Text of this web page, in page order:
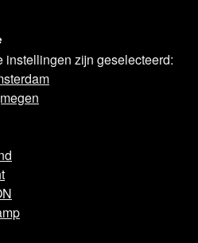
instellingen zijn geselecteerd: